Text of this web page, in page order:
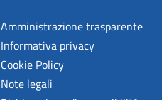
Amministrazione trasparente
Informativa privacy
Cookie Policy
Note legali